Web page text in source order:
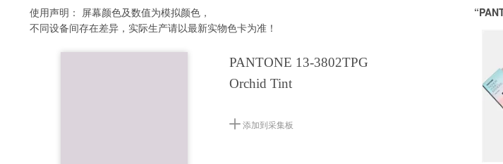
使用声明： 屏幕颜色及数值为模拟颜色，
不同设备间存在差异，实际生产请以最新实物色卡为准！
PANTONE 13-3802TPG
Orchid Tint
添加到采集板